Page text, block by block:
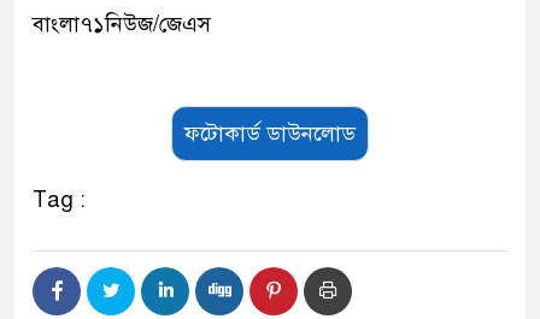
বাংলা৭১নিউজ/জেএস
ফটোকার্ড ডাউনলোড
Tag :